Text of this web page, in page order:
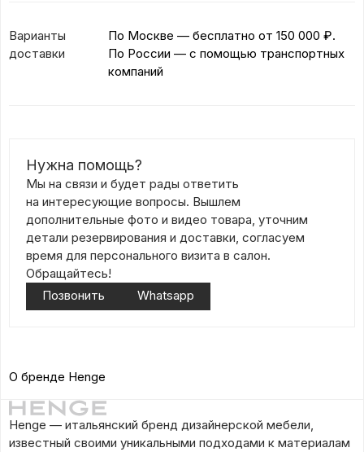
Варианты
доставки
По Москве — бесплатно от 150 000 ₽.
По России — с помощью транспортных
компаний
Нужна помощь?
Мы на связи и будет рады ответить
на интересующие вопросы. Вышлем
дополнительные фото и видео товара, уточним
детали резервирования и доставки, согласуем
время для персонального визита в салон.
Обращайтесь!
Позвонить
Whatsapp
О бренде Henge
Henge — итальянский бренд дизайнерской мебели,
известный своими уникальными подходами к материалам